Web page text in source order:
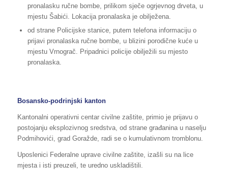
pronalasku ručne bombe, prilikom sječe ogrjevnog drveta, u
mjestu Šabići. Lokacija pronalaska je obilježena.
od strane Policijske stanice, putem telefona informaciju o
prijavi pronalaska ručne bombe, u blizini porodične kuće u
mjestu Vrnograč. Pripadnici policije obilježili su mjesto
pronalaska.
Bosansko-podrinjski kanton
Kantonalni operativni centar civilne zaštite, primio je prijavu o
postojanju eksplozivnog sredstva, od strane građanina u naselju
Podmihovići, grad Goražde, radi se o kumulativnom tromblonu.
Uposlenici Federalne uprave civilne zaštite, izašli su na lice
mjesta i isti preuzeli, te uredno uskladištili.